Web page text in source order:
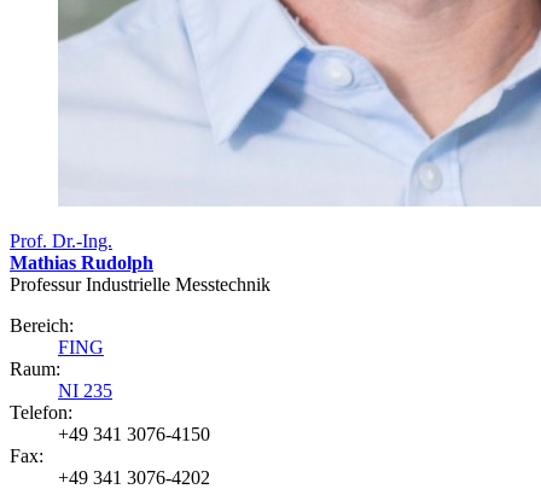
Prof. Dr.-Ing.
Mathias Rudolph
Professur Industrielle Messtechnik
Bereich:
FING
Raum:
NI 235
Telefon:
+49 341 3076-4150
Fax:
+49 341 3076-4202